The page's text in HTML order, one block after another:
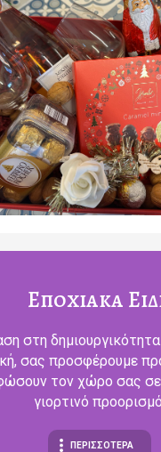
Εποχιακα
στη
σας προσφέρουμε
τον χώρο σας σε
γιορτινό προορισμό.
ΠΕΡΙΣΣΟΤΕΡΑ